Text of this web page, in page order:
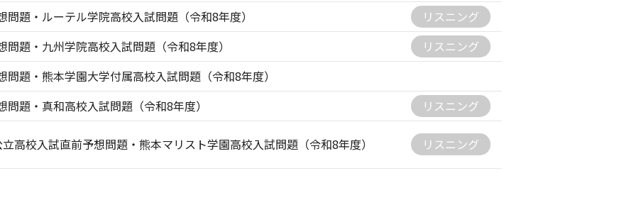
問題・ルーテル学院高校入試問題（令和8年度）
リスニング
問題・九州学院高校入試問題（令和8年度）
リスニング
問題・熊本学園大学付属高校入試問題（令和8年度）
問題・真和高校入試問題（令和8年度）
リスニング
高校入試直前予想問題・熊本マリスト学園高校入試問題（令和8年度） リスニング